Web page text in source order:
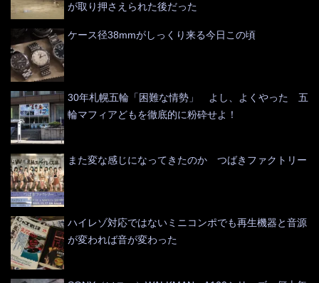
が取り押さえられた後だった
ケース径38mmがしっくり来る今日この頃
30年札幌五輪「困難な情勢」 よし、よくやった 五
輪マフィアどもを徹底的に粉砕せよ！
また変な感じになってきたのか つばきファクトリー
ハイレゾ対応ではないミニコンポでも再生機器と音源
が変われば音が変わった